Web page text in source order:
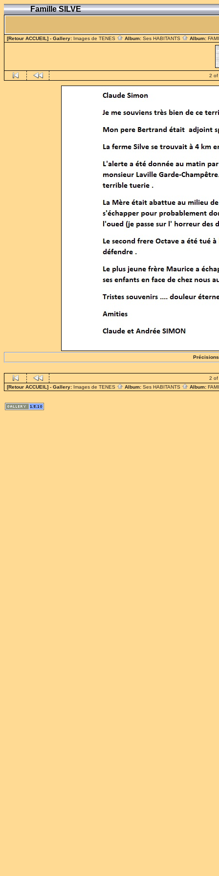
Famille SILVE
[Retour ACCUEIL] - Gallery: Images de TENES Album: Ses HABITANTS Album:
2 of
Précisions
2 of
[Retour ACCUEIL] - Gallery: Images de TENES Album: Ses HABITANTS Album: